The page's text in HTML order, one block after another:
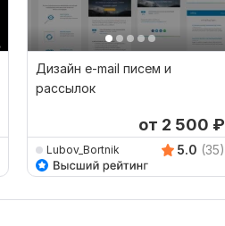
Дизайн e-mail писем и
рассылок
от 2 500 ₽
Lubov_Bortnik 5.0 (35)